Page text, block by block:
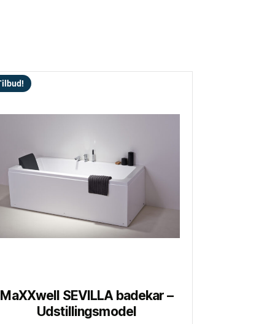
MaXXwell SEVILLA badekar –
Udstillingsmodel